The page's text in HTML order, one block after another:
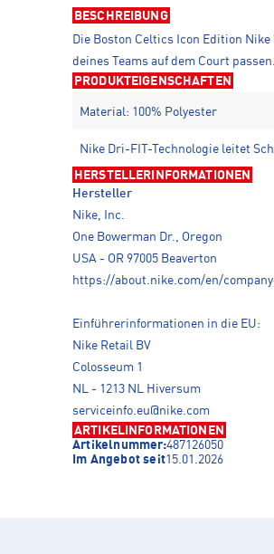
BESCHREIBUNG
Die Boston Celtics Icon Edition
deines Teams auf dem Court
PRODUKTEIGENSCHAFTEN
Material: 100% Polyester
Nike Dri-FIT-Technologie leitet
HERSTELLERINFORMATIONEN
Hersteller
Nike, Inc.
One Bowerman Dr., Oregon
USA - OR 97005 Beaverton
https://about.nike.com/en/
Einführerinformationen in die EU:
Nike Retail BV
Colosseum 1
NL - 1213 NL Hiversum
serviceinfo.eu@nike.com
ARTIKELINFORMATIONEN
Artikelnummer:487126050
Im Angebot seit15.01.2026